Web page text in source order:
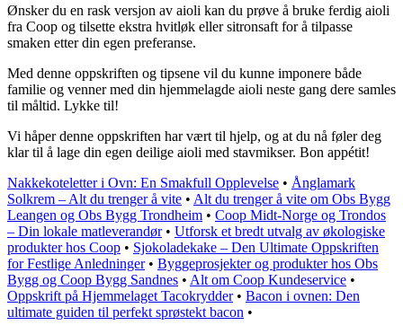
Ønsker du en rask versjon av aioli kan du prøve å bruke ferdig aioli
fra Coop og tilsette ekstra hvitløk eller sitronsaft for å tilpasse
smaken etter din egen preferanse.
Med denne oppskriften og tipsene vil du kunne imponere både
familie og venner med din hjemmelagde aioli neste gang dere samles
til måltid. Lykke til!
Vi håper denne oppskriften har vært til hjelp, og at du nå føler deg
klar til å lage din egen deilige aioli med stavmikser. Bon appétit!
Nakkekoteletter i Ovn: En Smakfull Opplevelse • Ånglamark
Solkrem – Alt du trenger å vite • Alt du trenger å vite om Obs Bygg
Leangen og Obs Bygg Trondheim • Coop Midt-Norge og Trondos
– Din lokale matleverandør• Utforsk et bredt utvalg av økologiske
produkter hos Coop • Sjokoladekake – Den Ultimate Oppskriften
for Festlige Anledninger• Byggeprosjekter og produkter hos Obs
Bygg og Coop Bygg Sandnes • Alt om Coop Kundeservice •
Oppskrift på Hjemmelaget Tacokrydder• Bacon i ovnen: Den
ultimate guiden til perfekt sprøstekt bacon •